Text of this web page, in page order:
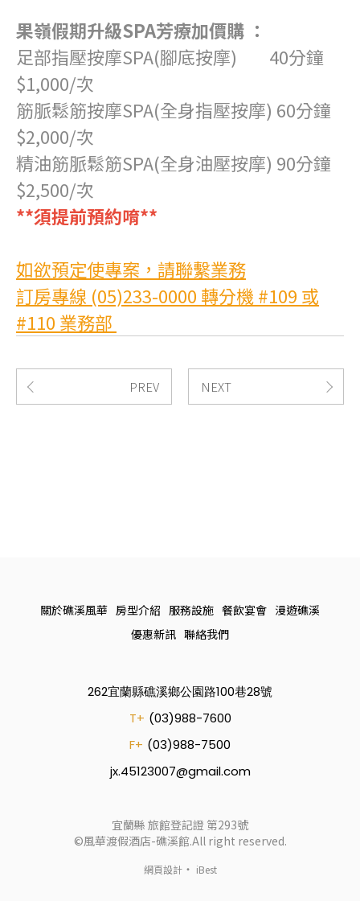
果嶺假期升級SPA芳療加價購 ：
足部指壓按摩SPA(腳底按摩) 40分鐘
$1,000/次
筋脈鬆筋按摩SPA(全身指壓按摩) 60分鐘
$2,000/次
精油筋脈鬆筋SPA(全身油壓按摩) 90分鐘
$2,500/次
**須提前預約唷**
如欲預定使專案，請聯繫業務
訂房專線 (05)233-0000 轉分機 #109 或
#110 業務部
PREV NEXT
關於礁溪風華 房型介紹 服務設施 餐飲宴會 漫遊礁溪
優惠新訊 聯絡我們
262宜蘭縣礁溪鄉公園路100巷28號
T+ (03)988-7600
F+ (03)988-7500
jx.45123007@gmail.com
宜蘭縣 旅館登記證 第293號
©風華渡假酒店-礁溪館.All right reserved.
網頁設計‧ iBest